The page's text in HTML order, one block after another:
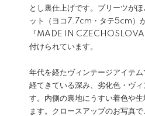
とし裏仕上げです。プリーツが
ット（ヨコ7.7cm・タテ5cm）
『MADE IN
付けられています。
年代を経たヴィンテージアイテ
経てきている深み、劣化色・ヴ
す。内側の裏地にうすい着色や
ます。クロースアップのお写真